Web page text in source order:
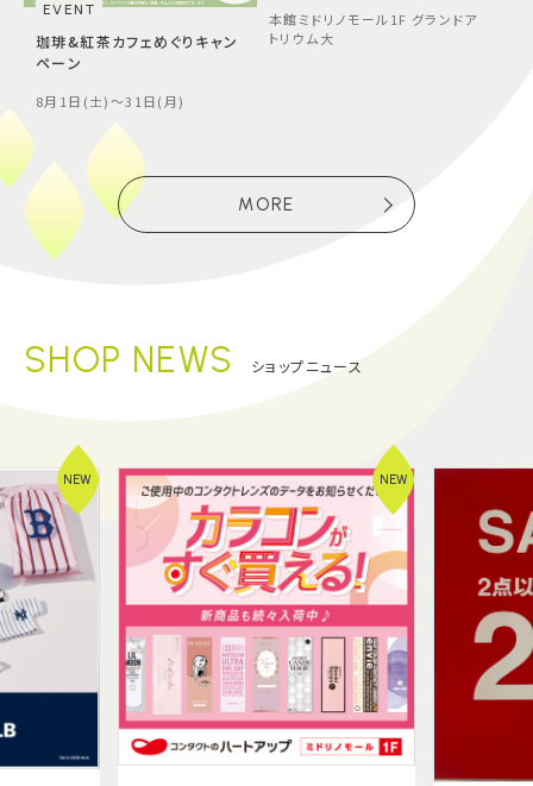
EVENT
珈琲&紅茶カフェめぐりキャン
ペーン
8月1日(土)～31日(月)
本館ミドリノモール1F グランドア
トリウム大
MORE
SHOP NEWS ショップニュース
NEW NEW